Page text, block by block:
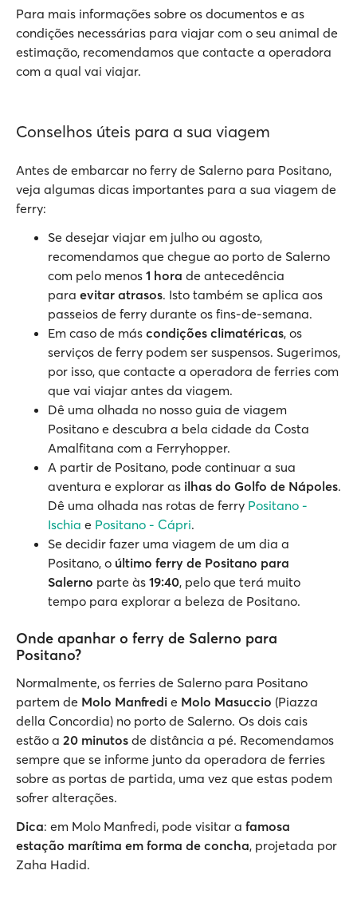
Para mais informações sobre os documentos e as
condições necessárias para viajar com o seu animal de
estimação, recomendamos que contacte a operadora
com a qual vai viajar.
Conselhos úteis para a sua viagem
Antes de embarcar no ferry de Salerno para Positano,
veja algumas dicas importantes para a sua viagem de
ferry:
Se desejar viajar em julho ou agosto,
recomendamos que chegue ao porto de Salerno
com pelo menos 1 hora de antecedência
para evitar atrasos. Isto também se aplica aos
passeios de ferry durante os fins-de-semana.
Em caso de más condições climatéricas, os
serviços de ferry podem ser suspensos. Sugerimos,
por isso, que contacte a operadora de ferries com
que vai viajar antes da viagem.
Dê uma olhada no nosso guia de viagem
Positano e descubra a bela cidade da Costa
Amalfitana com a Ferryhopper.
A partir de Positano, pode continuar a sua
aventura e explorar as ilhas do Golfo de Nápoles.
Dê uma olhada nas rotas de ferry Positano -
Ischia e Positano - Cápri.
Se decidir fazer uma viagem de um dia a
Positano, o último ferry de Positano para
Salerno parte às 19:40, pelo que terá muito
tempo para explorar a beleza de Positano.
Onde apanhar o ferry de Salerno para
Positano?
Normalmente, os ferries de Salerno para Positano
partem de Molo Manfredi e Molo Masuccio (Piazza
della Concordia) no porto de Salerno. Os dois cais
estão a 20 minutos de distância a pé. Recomendamos
sempre que se informe junto da operadora de ferries
sobre as portas de partida, uma vez que estas podem
sofrer alterações.
Dica: em Molo Manfredi, pode visitar a famosa
estação marítima em forma de concha, projetada por
Zaha Hadid.